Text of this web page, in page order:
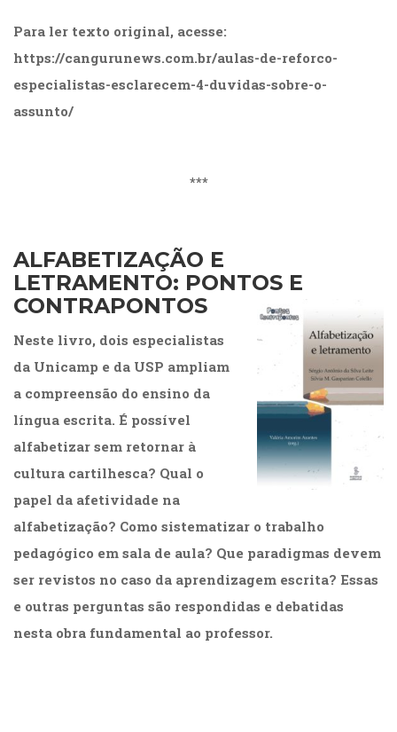
Para ler texto original, acesse:
https://cangurunews.com.br/aulas-de-reforco-
especialistas-esclarecem-4-duvidas-sobre-o-
assunto/
***
ALFABETIZAÇÃO E
LETRAMENTO: PONTOS E
CONTRAPONTOS
Neste livro, dois especialistas
da Unicamp e da USP ampliam
a compreensão do ensino da
língua escrita. É possível
alfabetizar sem retornar à
cultura cartilhesca? Qual o
papel da afetividade na
alfabetização? Como sistematizar o trabalho
pedagógico em sala de aula? Que paradigmas devem
ser revistos no caso da aprendizagem escrita? Essas
e outras perguntas são respondidas e debatidas
nesta obra fundamental ao professor.